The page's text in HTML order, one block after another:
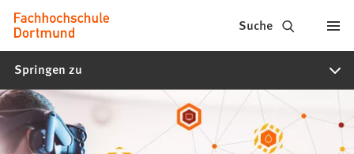
Inhalt anspringen
Fachhochschule
Dortmund
-
Studium,
Studiengänge,
Suche
Springen zu